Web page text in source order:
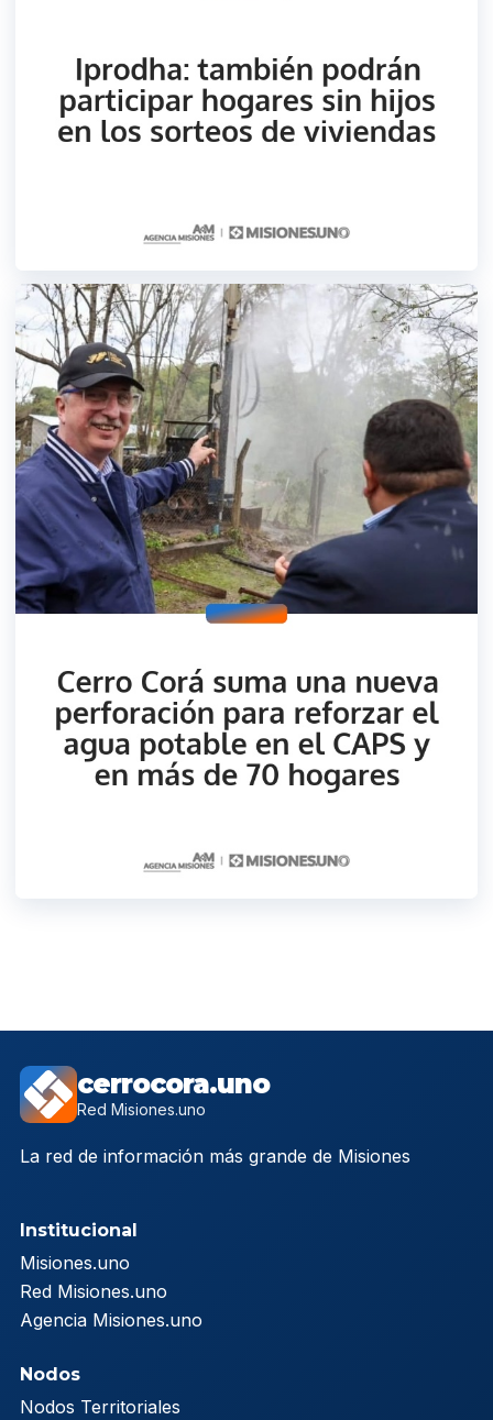
cerrocora.uno
Red Misiones.uno
La red de información más grande de Misiones
Institucional
Misiones.uno
Red Misiones.uno
Agencia Misiones.uno
Nodos
Nodos Territoriales